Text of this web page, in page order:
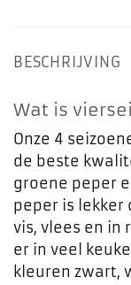
BESCHRIJVING
Wat is
Onze 4
de beste
groene peper
peper is
vis, vlees en in
er in veel
kleuren zwart,